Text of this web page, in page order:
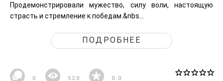
Продемонстрировали мужество, силу воли, настоящую
страсть и стремление к победам.&nbs...
ПОДРОБНЕЕ
0 520 0.0